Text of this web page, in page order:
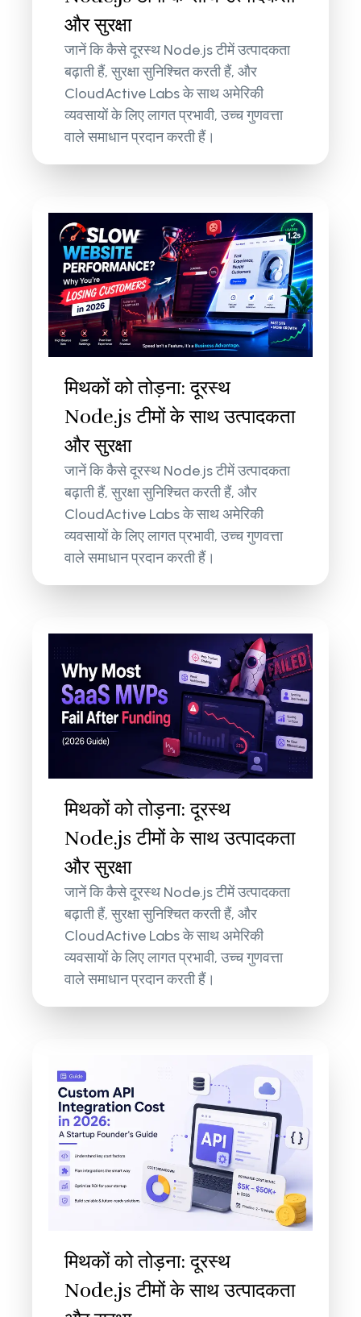
और सुरक्षा
जानें कि कैसे दूरस्थ Node.js टीमें उत्पादकता
बढ़ाती हैं, सुरक्षा सुनिश्चित करती हैं, और
CloudActive Labs के साथ अमेरिकी
व्यवसायों के लिए लागत प्रभावी, उच्च गुणवत्ता
वाले समाधान प्रदान करती हैं।
मिथकों को तोड़ना: दूरस्थ
Node.js टीमों के साथ उत्पादकता
और सुरक्षा
जानें कि कैसे दूरस्थ Node.js टीमें उत्पादकता
बढ़ाती हैं, सुरक्षा सुनिश्चित करती हैं, और
CloudActive Labs के साथ अमेरिकी
व्यवसायों के लिए लागत प्रभावी, उच्च गुणवत्ता
वाले समाधान प्रदान करती हैं।
मिथकों को तोड़ना: दूरस्थ
Node.js टीमों के साथ उत्पादकता
और सुरक्षा
जानें कि कैसे दूरस्थ Node.js टीमें उत्पादकता
बढ़ाती हैं, सुरक्षा सुनिश्चित करती हैं, और
CloudActive Labs के साथ अमेरिकी
व्यवसायों के लिए लागत प्रभावी, उच्च गुणवत्ता
वाले समाधान प्रदान करती हैं।
मिथकों को तोड़ना: दूरस्थ
Node.js टीमों के साथ उत्पादकता